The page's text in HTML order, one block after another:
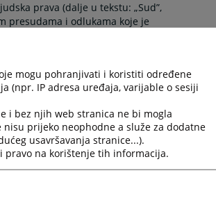
prava (dalje u tekstu: „Sud”,
presudama i odlukama koje je
odredaba Europske
se odnose na socijalna prava.
upućuje. Navedena sudska
i odluke Suda ne služe
razvoj pravila koja proizlaze iz
stranke (Irska protiv
protiv Latvije [VV], br.
HUDOC sadrži i prijevode
online zbirki prakse Suda
su putem kartice
na hipervezu predmeta.
mogu pohranjivati i koristiti određene
(npr. IP adresa uređaja, varijable o sesiji
i bez njih web stranica ne bi mogla
prijeko neophodne a služe za dodatne
usavršavanja stranice...).
pravo na korištenje tih informacija.